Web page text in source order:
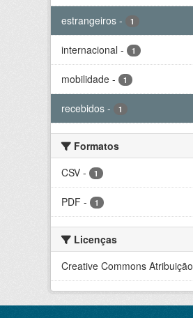
estrangeiros - 1
internacional - 1
mobilidade - 1
recebidos - 1
Formatos
CSV - 1
PDF - 1
Licenças
Creative Commons Atribuição